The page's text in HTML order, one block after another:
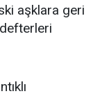
aşklara geri
defterleri